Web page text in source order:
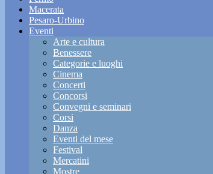
Macerata
Pesaro-Urbino
Eventi
Arte e cultura
Benessere
Categorie e luoghi
Cinema
Concerti
Concorsi
Convegni e seminari
Corsi
Danza
Eventi del mese
Festival
Mercatini
Mostre